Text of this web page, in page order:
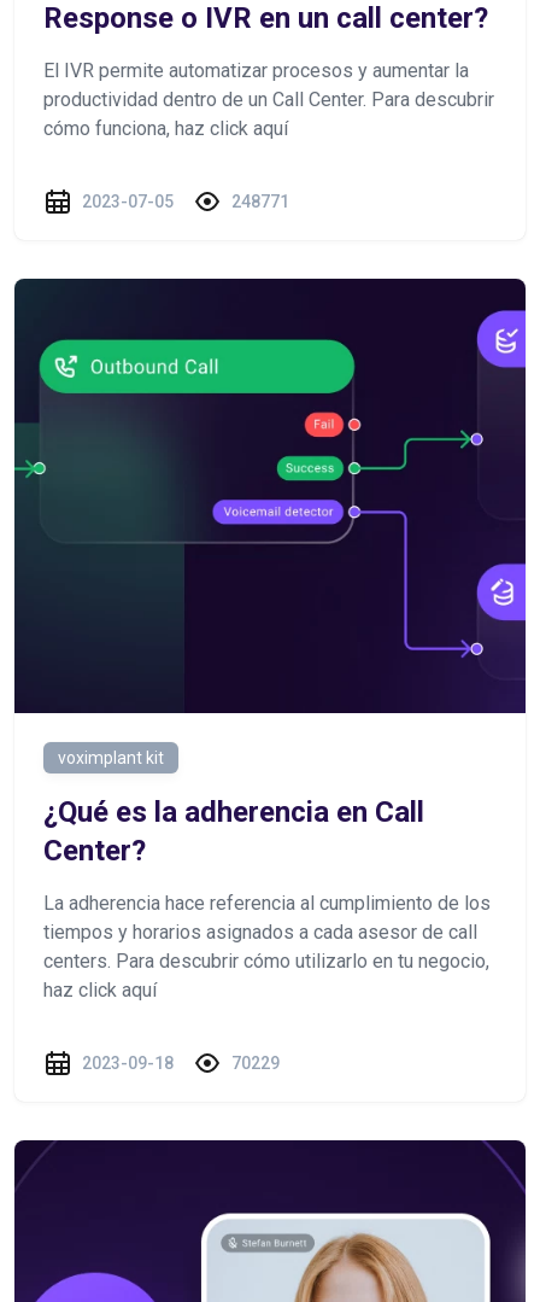
Response o IVR en un call center?
El IVR permite automatizar procesos y aumentar la
productividad dentro de un Call Center. Para descubrir
cómo funciona, haz click aquí
2023-07-05 248771
voximplant kit
¿Qué es la adherencia en Call
Center?
La adherencia hace referencia al cumplimiento de los
tiempos y horarios asignados a cada asesor de call
centers. Para descubrir cómo utilizarlo en tu negocio,
haz click aquí
2023-09-18 70229